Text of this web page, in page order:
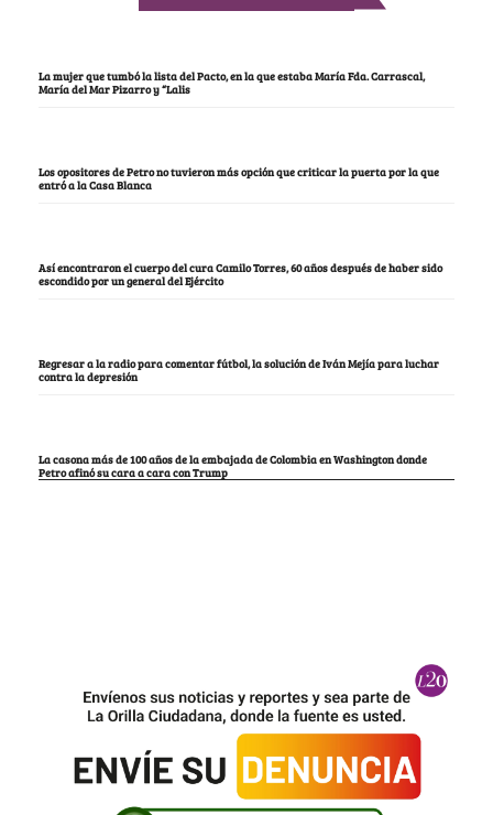
La mujer que tumbó la lista del Pacto, en la que estaba María Fda. Carrascal,
María del Mar Pizarro y “Lalis
Los opositores de Petro no tuvieron más opción que criticar la puerta por la que
entró a la Casa Blanca
Así encontraron el cuerpo del cura Camilo Torres, 60 años después de haber sido
escondido por un general del Ejército
Regresar a la radio para comentar fútbol, la solución de Iván Mejía para luchar
contra la depresión
La casona más de 100 años de la embajada de Colombia en Washington donde
Petro afinó su cara a cara con Trump